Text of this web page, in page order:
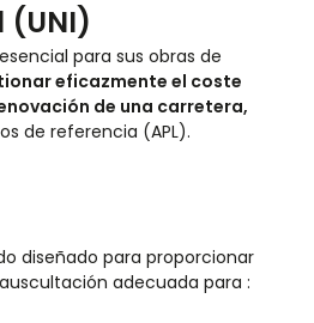
para sus obras de
eficazmente el coste
de una carretera,
de referencia (APL).
diseñado para proporcionar
adecuada para :